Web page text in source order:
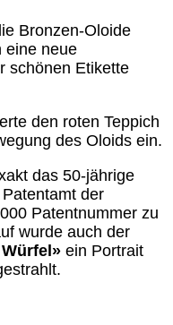
Bronzen-Oloide
eine neue
schönen Etikette
den roten Teppich
des Oloids ein.
das 50-jährige
der
Patentnummer zu
wurde auch der
ein Portrait